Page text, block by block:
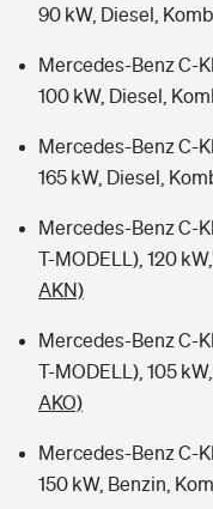
90 kW, Diesel,
Mercedes-Benz C-
100 kW, Diesel,
Mercedes-Benz C-
165 kW, Diesel,
Mercedes-Benz C-
T-MODELL), 120
AKN)
Mercedes-Benz C-
T-MODELL), 105
AKO)
Mercedes-Benz C-
150 kW, Benzin,